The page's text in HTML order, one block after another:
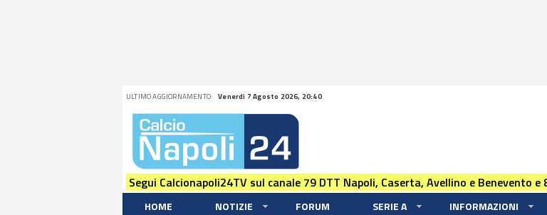
ULTIMO AGGIORNAMENTO: Venerdi 7 Agosto 2026, 20:40
Segui Calcionapoli24TV sul canale 79 DTT Napoli, Caserta, Avellino e Benevento e
HOME NOTIZIE FORUM SERIE A INFORMAZIONI